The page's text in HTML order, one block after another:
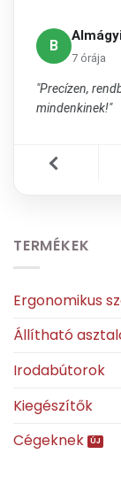
B
7 órája
"Precízen,
mindenkinek!"
TERMÉKEK
Ergonomikus
Állítható
Irodabútorok
Kiegészítők
Cégeknek